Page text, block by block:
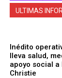
ULTIMAS
Inédito
lleva salud,
apoyo social
Christie